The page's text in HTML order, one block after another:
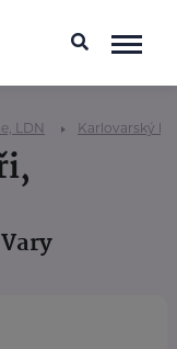
LDN Karlovarský